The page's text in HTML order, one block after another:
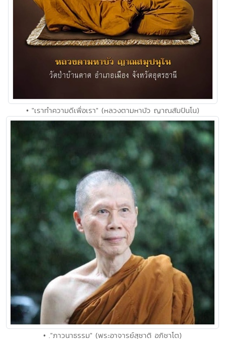
• "เราทำความดีเพื่อเรา" (หลวงตามหาบัว ญาณสัมปันโน)
• ."ภาวนาธรรม" (พระอาจารย์สุชาติ อภิชาโต)